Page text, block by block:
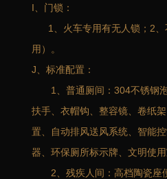
I、门锁：
1、火车专用有无人锁；2、
用）。
J、标准配置：
1、普通厕间：304不锈钢泡
扶手、衣帽钩、整容镜、卷纸
置、自动排风送风系统、智能
器、环保厕所标示牌、文明使用
2、残疾人间：高档陶瓷座